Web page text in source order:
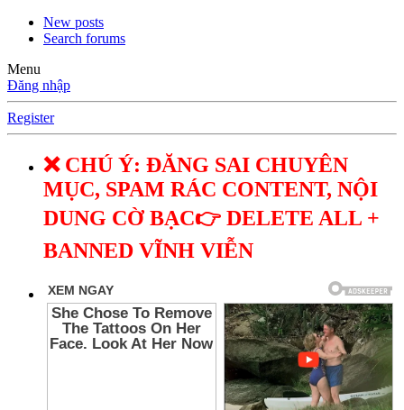
New posts
Search forums
Menu
Đăng nhập
Register
❌ CHÚ Ý: ĐĂNG SAI CHUYÊN
MỤC, SPAM RÁC CONTENT, NỘI
DUNG CỜ BẠC👉 DELETE ALL +
BANNED VĨNH VIỄN